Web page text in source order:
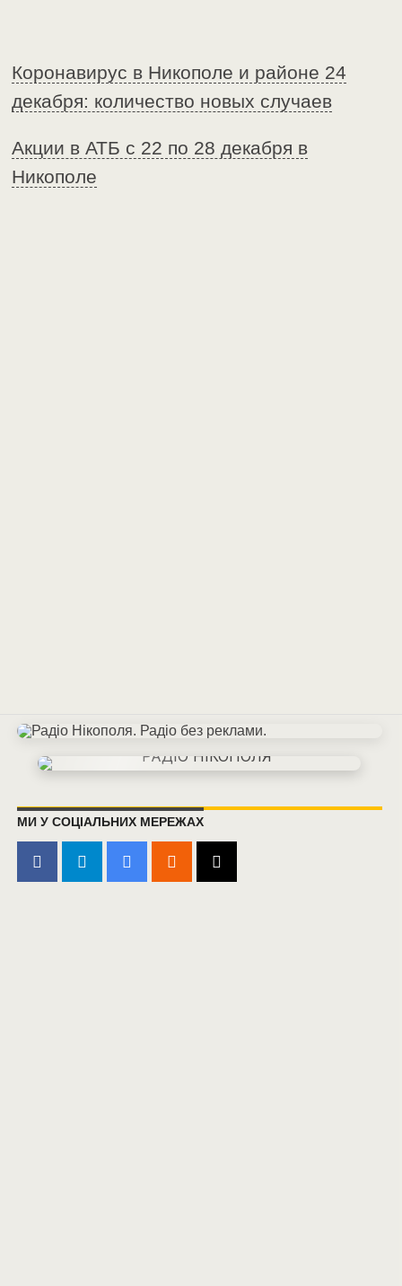
Коронавирус в Никополе и районе 24
декабря: количество новых случаев
Акции в АТБ с 22 по 28 декабря в
Никополе
МИ У СОЦІАЛЬНИХ МЕРЕЖАХ